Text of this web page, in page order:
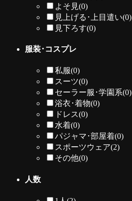
よそ見(0)
見上げる･上目遣い(0)
見下ろす(0)
服装･コスプレ
私服(0)
スーツ(0)
セーラー服･学園系(0)
浴衣･着物(0)
ドレス(0)
水着(0)
パジャマ･部屋着(0)
スポーツウェア(2)
その他(0)
人数